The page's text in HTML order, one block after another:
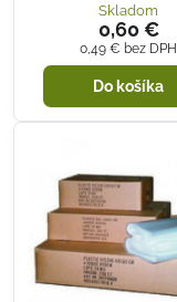
Skladom
0,60 €
0,49 € bez DPH
Do košíka